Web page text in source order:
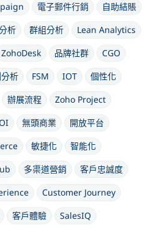
電子郵件行銷
自助結賬
析 群組分析
Lean Analytics
ZohoDesk 品牌社群
CGO
析 FSM IOT
個性化
辦展流程
Zoho Project
無頭商業
開放平台
敏捷化
智能化
多渠道營銷
客戶忠誠度
Customer Journey
客戶體驗
SalesIQ